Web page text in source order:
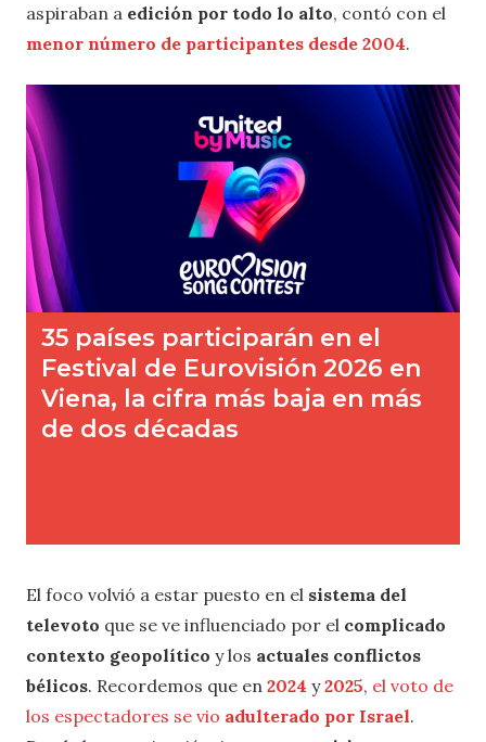
aspiraban a edición por todo lo alto, contó con el
menor número de participantes desde 2004.
El foco volvió a estar puesto en el sistema del
televoto que se ve influenciado por el complicado
contexto geopolítico y los actuales conflictos
bélicos. Recordemos que en 2024 y2025, el voto de
los espectadores se vio adulterado por Israel.